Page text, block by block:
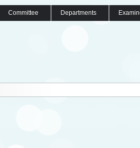
Committee Departments